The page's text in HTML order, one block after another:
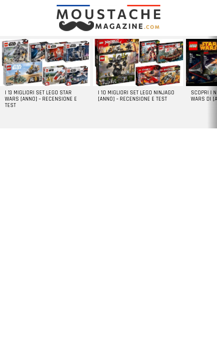
LATEST
STORIES
I 13 MIGLIORI SET LEGO STAR
WARS [ANNO] – RECENSIONE E
TEST
I 10 MIGLIORI SET LEGO NINJAGO
[ANNO] – RECENSIONE E TEST
SCOPRI I
WARS DI